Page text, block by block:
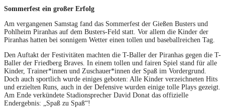
Sommerfest ein großer Erfolg
Am vergangenen Samstag fand das Sommerfest der Gießen Busters und
Pohlheim Piranhas auf dem Busters-Feld statt. Vor allem die Kinder der
Piranhas hatten bei sonnigem Wetter einen tollen und baseballreichen Tag.
Den Auftakt der Festivitäten machten die T-Baller der Piranhas gegen die T-
Baller der Friedberg Braves. In einem tollen und fairen Spiel stand für alle
Kinder, Trainer*innen und Zuschauer*innen der Spaß im Vordergrund.
Doch auch sportlich wurde einiges geboten: Alle Kinder verzeichneten Hits
und erzielten Runs, auch in der Defensive wurden einige tolle Plays gezeigt.
Am Ende verkündete Stadionsprecher David Donat das offizielle
Endergebnis: „Spaß zu Spaß“!